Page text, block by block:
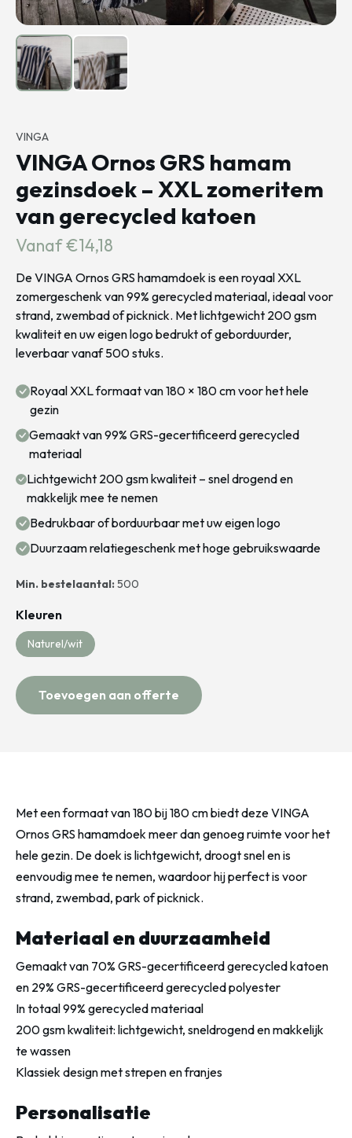
VINGA
VINGA Ornos GRS hamam
gezinsdoek – XXL zomeritem
van gerecycled katoen
Vanaf €14,18
De VINGA Ornos GRS hamamdoek is een royaal XXL
zomergeschenk van 99% gerecycled materiaal, ideaal voor
strand, zwembad of picknick. Met lichtgewicht 200 gsm
kwaliteit en uw eigen logo bedrukt of geborduurder,
leverbaar vanaf 500 stuks.
Royaal XXL formaat van 180 × 180 cm voor het hele
gezin
Gemaakt van 99% GRS-gecertificeerd gerecycled
materiaal
Lichtgewicht 200 gsm kwaliteit – snel drogend en
makkelijk mee te nemen
Bedrukbaar of borduurbaar met uw eigen logo
Duurzaam relatiegeschenk met hoge gebruikswaarde
Min. bestelaantal:500
Kleuren
Naturel/wit
Toevoegen aan offerte
Met een formaat van 180 bij 180 cm biedt deze VINGA
Ornos GRS hamamdoek meer dan genoeg ruimte voor het
hele gezin. De doek is lichtgewicht, droogt snel en is
eenvoudig mee te nemen, waardoor hij perfect is voor
strand, zwembad, park of picknick.
Materiaal en duurzaamheid
Gemaakt van 70% GRS-gecertificeerd gerecycled katoen
en 29% GRS-gecertificeerd gerecycled polyester
In totaal 99% gerecycled materiaal
200 gsm kwaliteit: lichtgewicht, sneldrogend en makkelijk
te wassen
Klassiek design met strepen en franjes
Personalisatie